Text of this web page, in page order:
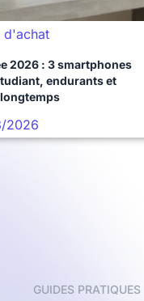
d'achat
2026 : 3 smartphones
endurants et
2026
GUIDES PRATIQUES